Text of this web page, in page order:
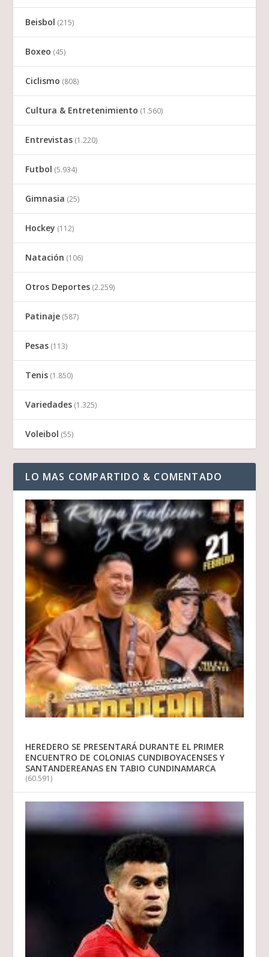
Beisbol (215)
Boxeo (45)
Ciclismo (808)
Cultura & Entretenimiento (1.560)
Entrevistas (1.220)
Futbol (5.934)
Gimnasia (25)
Hockey (112)
Natación (106)
Otros Deportes (2.259)
Patinaje (587)
Pesas (113)
Tenis (1.850)
Variedades (1.325)
Voleibol (55)
LO MAS COMPARTIDO & COMENTADO
HEREDERO SE PRESENTARÁ DURANTE EL PRIMER
ENCUENTRO DE COLONIAS CUNDIBOYACENSES Y
SANTANDEREANAS EN TABIO CUNDINAMARCA
(60.591)